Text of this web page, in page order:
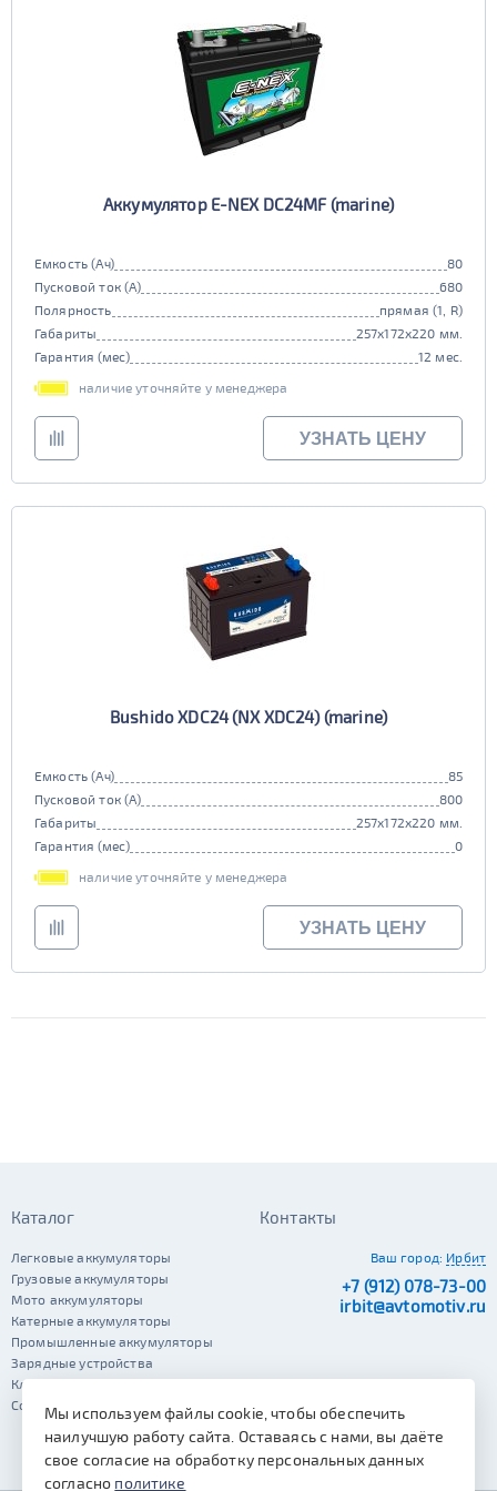
Аккумулятор E-NEX DC24MF (marine)
Емкость (Ач)
80
Пусковой ток (А)
680
Полярность
прямая (1, R)
Габариты
257x172x220 мм.
Гарантия (мес)
12 мес.
наличие уточняйте у менеджера
УЗНАТЬ ЦЕНУ
Bushido XDC24 (NX XDС24) (marine)
Емкость (Ач)
85
Пусковой ток (А)
800
Габариты
257x172x220 мм.
Гарантия (мес)
0
наличие уточняйте у менеджера
УЗНАТЬ ЦЕНУ
Каталог
Легковые аккумуляторы
Грузовые аккумуляторы
Мото аккумуляторы
Катерные аккумуляторы
Промышленные аккумуляторы
Зарядные устройства
Клеммы
Сопутствующие автотовары
Контакты
Ваш город: Ирбит
+7 (912) 078-73-00
irbit@avtomotiv.ru
Мы используем файлы cookie, чтобы обеспечить
наилучшую работу сайта. Оставаясь с нами, вы даёте
свое согласие на обработку персональных данных
согласно политике